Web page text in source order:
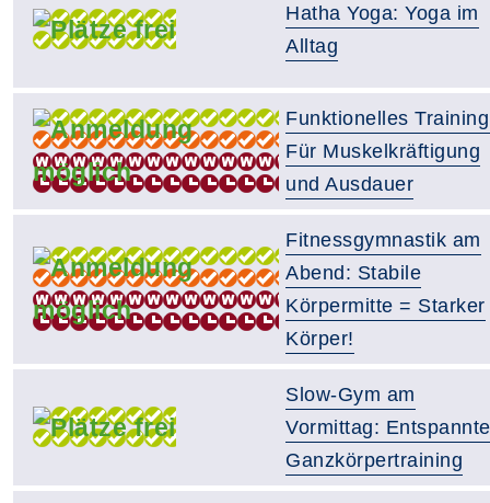
Hatha Yoga: Yoga im
Alltag
Funktionelles
Für Muskelkräftigung
und Ausdauer
Fitnessgymnastik am
Abend: Stabile
Körpermitte = Starker
Körper!
Slow-Gym am
Vormittag:
Ganzkörpertraining